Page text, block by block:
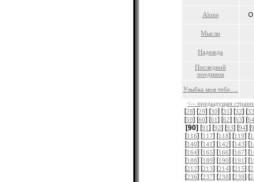
Alone О
Мысли
Надежда
Последний
поединок
Улыбка моя тебе….
<-- предыдущая
[28] [29] [30] [31] [32] [33
[59] [60] [61] [62] [63] [64
[90] [91] [92] [93] [94] [
[116] [117] [118] [119] [
[140] [141] [142] [143] [
[164] [165] [166] [167] [
[188] [189] [190] [191] [
[212] [213] [214] [215] [
[236] [237] [238] [239] [